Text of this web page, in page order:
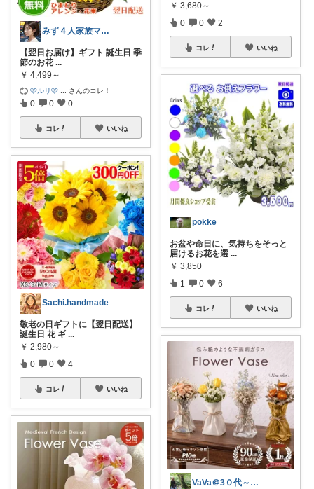
みず４人家族ママ★３０代子育て奮闘中🙆
【翌日お届け】ギフト 誕生日 季
節のお花...
￥ 4,499～
‎🩷ルリ🩷 さんのコレ！
0 0 0
コレ いいね
Sachi.handmade
敬老の日ギフトに【翌日配送】
誕生日 花 ギ ...
￥ 2,980～
0 0 4
コレ いいね
￥ 3,680～
0 0 2
コレ いいね
pokke
お盆や命日に、気持ちをそっと
届けるお花を選 ...
￥ 3,850
1 0 6
コレ いいね
VaVa＠3０代～初めての都内暮らし